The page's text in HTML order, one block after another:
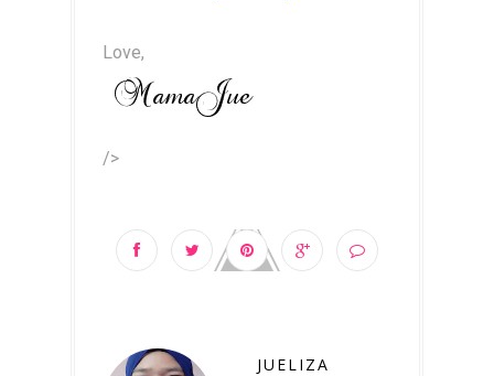
Love,
/>
JUELIZA